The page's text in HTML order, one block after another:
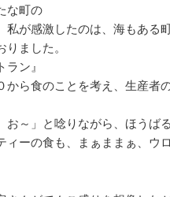
な町の
私が感激したのは、海もある
ました。
ン』
から食のことを考え、生産者
～」と唸りながら、ほうばる
ィーの食も、まぁままぁ、ウ